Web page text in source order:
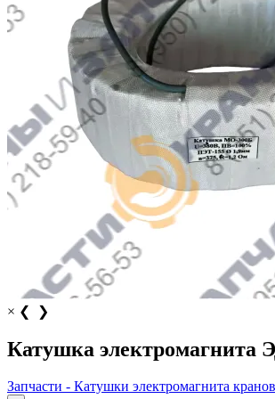
× ❮ ❯
Катушка электромагнита
Запчасти - Катушки электромагнита